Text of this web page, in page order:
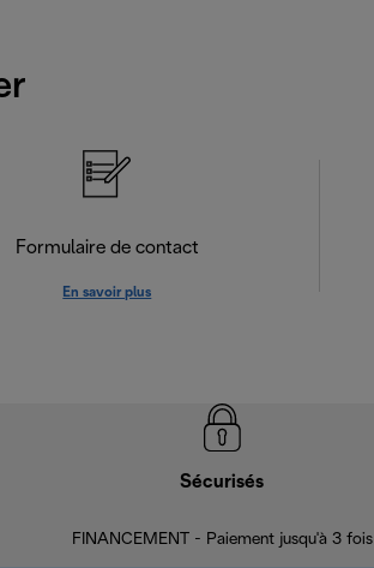
Formulaire de contact
En savoir plus
Sécurisés
FINANCEMENT - Paiement jusqu'à 3 fois